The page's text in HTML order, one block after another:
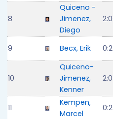
8
Quiceno -
Jimenez,
Diego
2:0
9 Becx, Erik 0:2
10
Quiceno-
Jimenez,
Kenner
2:0
11
Kempen,
Marcel
0:2